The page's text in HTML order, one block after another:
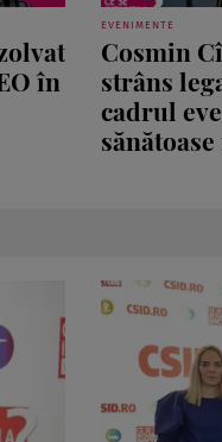
în
EVENIMENTE
Cosmin
strâns
cadrul